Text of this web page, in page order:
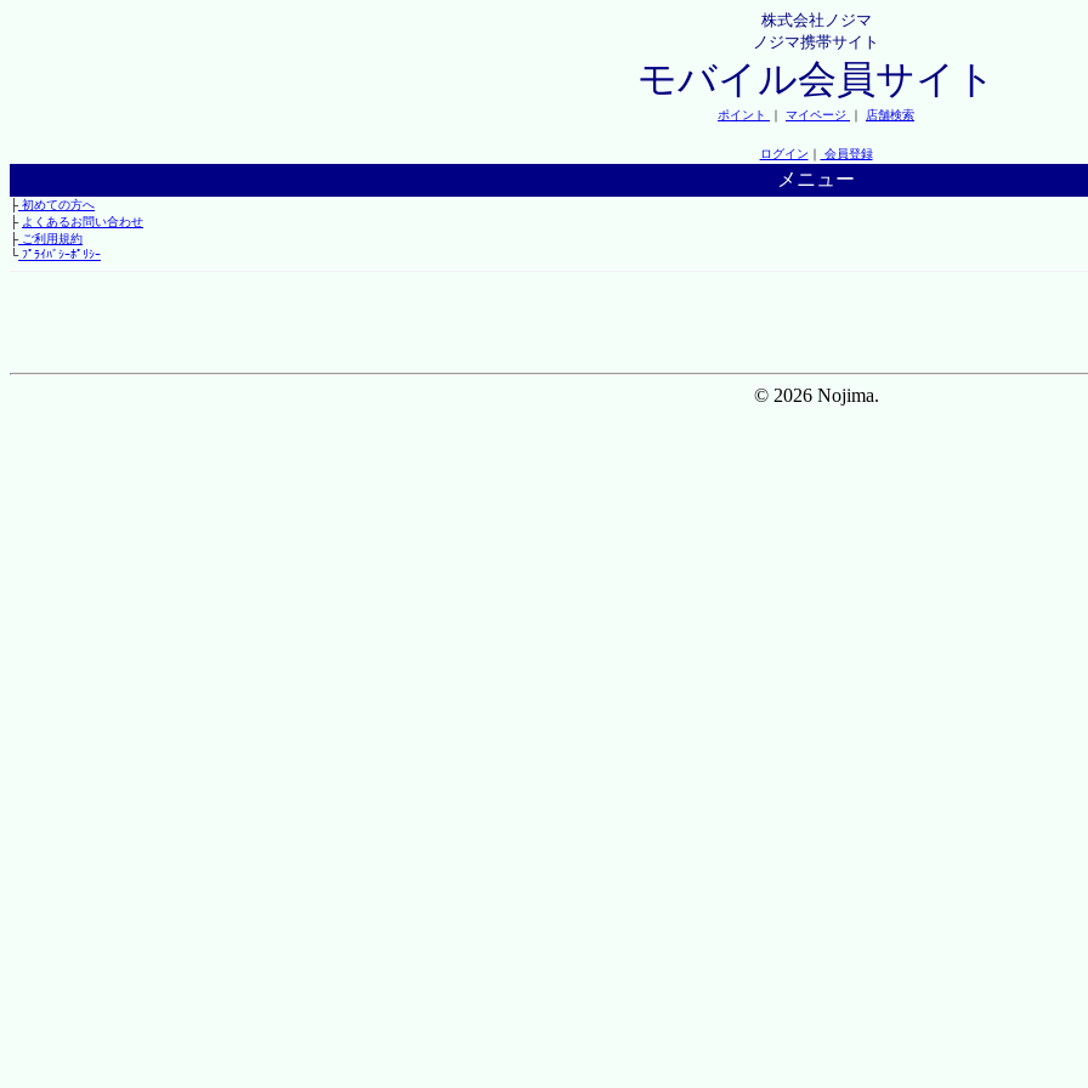
株式会社ノジマ
ノジマ携帯サイト
モバイル会員サイト
ポイント ｜ マイページ ｜ 店舗検索
ログイン ｜ 会員登録
メニュー
├初めての方へ
├ よくあるお問い合わせ
├ご利用規約
└ﾌﾟﾗｲﾊﾞｼｰﾎﾟﾘｼｰ
© 2026 Nojima.